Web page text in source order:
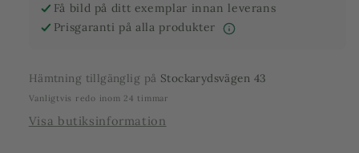
Få bild på ditt exemplar innan leverans
Prisgaranti på alla produkter
Hämtning tillgänglig på Stockarydsvägen 43
Vanligtvis redo inom 24 timmar
Visa butiksinformation